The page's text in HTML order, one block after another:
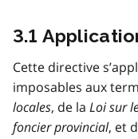
3.1
Cette directive
imposables aux
locales, de la Loi sur
foncier provincial, et